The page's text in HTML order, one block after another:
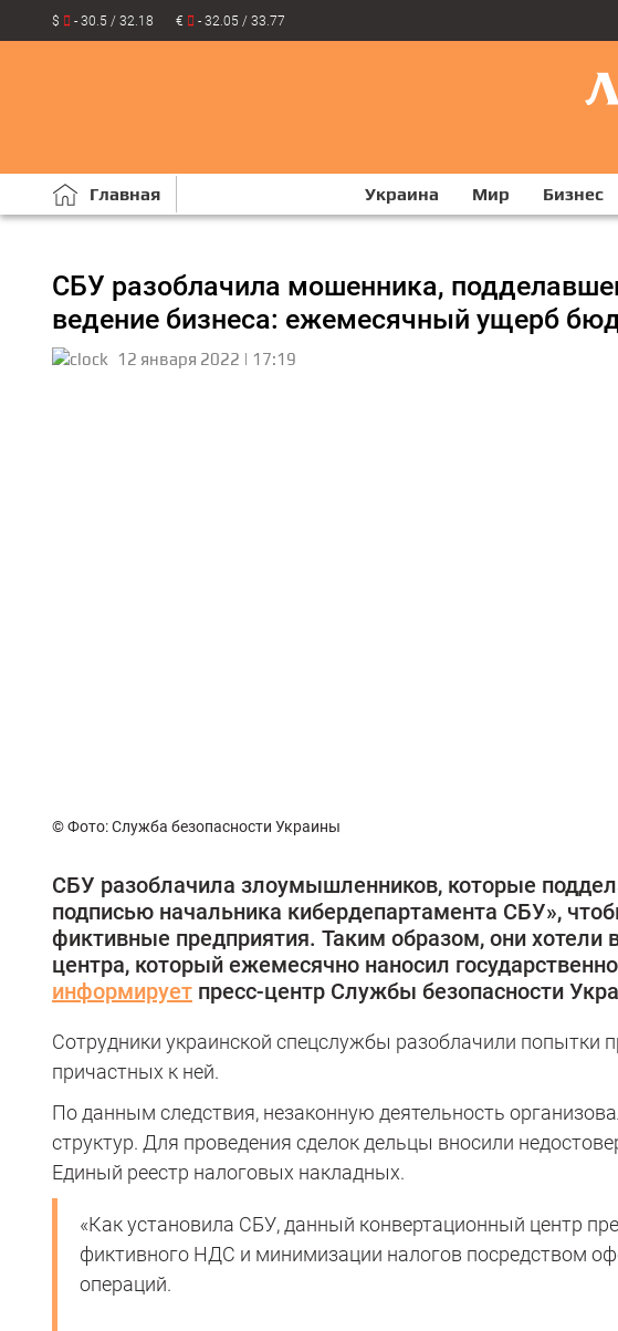
$ - 30.5 / 32.18 € - 32.05 / 33.77
Главная Украина Мир Бизнес
СБУ разоблачила мошенника,
ведение бизнеса: ежемесячный ущерб
12 января 2022 | 17:19
© Фото: Служба безопасности Украины
CБУ разоблачила злоумышленников, которые
подписью начальника кибердепартамента СБУ»,
фиктивные предприятия. Таким образом, они хотели
центра, который ежемесячно наносил
информирует пресс-центр Службы безопасности
Сотрудники украинской спецслужбы разоблачили попытки
причастных к ней.
По данным следствия, незаконную деятельность
структур. Для проведения сделок дельцы вносили
Единый реестр налоговых накладных.
«Как установила СБУ, данный конвертационный центр
фиктивного НДС и минимизации налогов посредством
операций.